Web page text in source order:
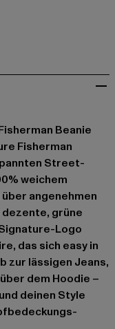
Beanie
Fisherman
Street-
weichem
angenehmen
grüne
Logo
das sich easy in
zur lässigen Jeans,
dem Hoodie –
deinen Style